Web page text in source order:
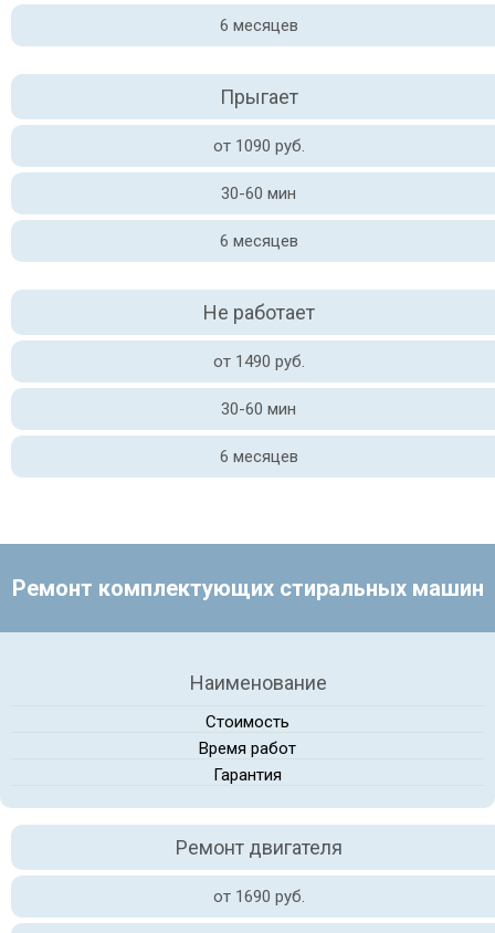
6 месяцев
Прыгает
от 1090 руб.
30-60 мин
6 месяцев
Не работает
от 1490 руб.
30-60 мин
6 месяцев
Ремонт комплектующих стиральных машин
Наименование
Стоимость
Время работ
Гарантия
Ремонт двигателя
от 1690 руб.